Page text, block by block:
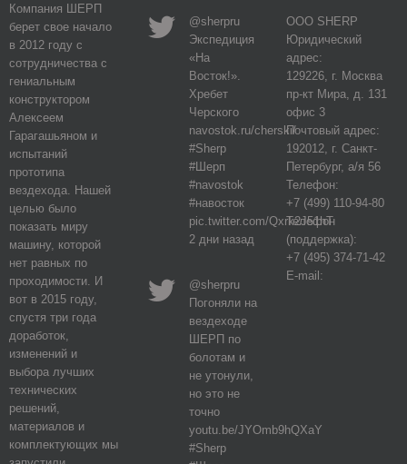
Компания ШЕРП
берет свое начало
в 2012 году с
сотрудничества с
гениальным
конструктором
Алексеем
Гарагашьяном и
испытаний
прототипа
вездехода. Нашей
целью было
показать миру
машину, которой
нет равных по
проходимости. И
вот в 2015 году,
спустя три года
доработок,
изменений и
выбора лучших
технических
решений,
материалов и
комплектующих мы
@sherpru
Экспедиция
«На
Восток!».
Хребет
Черского
navostok.ru/cherski/
#Sherp
#Шерп
#navostok
#навосток
pic.twitter.com/Qxrk2J51hT
2 дни назад
@sherpru
Погоняли на
вездеходе
ШЕРП по
болотам и
не утонули,
но это не
точно
youtu.be/JYOmb9hQXaY
#Sherp
ООО SHERP
Юридический
адрес:
129226, г. Москва
пр-кт Мира, д. 131
офис 3
Почтовый адрес:
192012, г. Санкт-
Петербург, а/я 56
Телефон:
+7 (499) 110-94-80
Телефон
(поддержка):
+7 (495) 374-71-42
E-mail: